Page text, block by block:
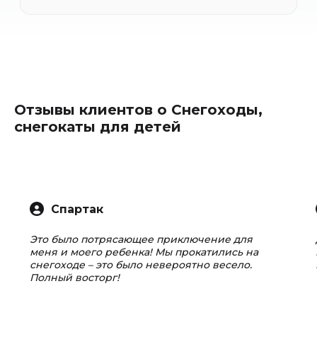
Отзывы клиентов о Снегоходы,
снегокаты для детей
Спартак
Это было потрясающее приключение для
меня и моего ребенка! Мы прокатились на
снегоходе – это было невероятно весело.
Полный восторг!